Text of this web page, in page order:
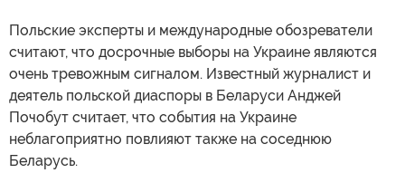
Польские эксперты и международные обозреватели
считают, что досрочные выборы на Украине являются
очень тревожным сигналом. Известный журналист и
деятель польской диаспоры в Беларуси Анджей
Почобут считает, что события на Украине
неблагоприятно повлияют также на соседнюю
Беларусь.